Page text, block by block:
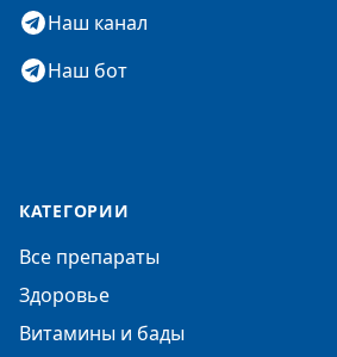
Наш канал
Наш бот
КАТЕГОРИИ
Все препараты
Здоровье
Витамины и бады